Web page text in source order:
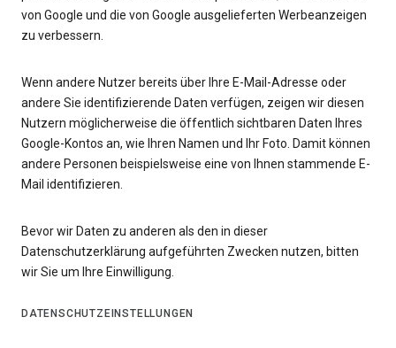
von Google und die von Google ausgelieferten Werbeanzeigen
zu verbessern.
Wenn andere Nutzer bereits über Ihre E-Mail-Adresse oder
andere Sie identifizierende Daten verfügen, zeigen wir diesen
Nutzern möglicherweise die öffentlich sichtbaren Daten Ihres
Google-Kontos an, wie Ihren Namen und Ihr Foto. Damit können
andere Personen beispielsweise eine von Ihnen stammende E-
Mail identifizieren.
Bevor wir Daten zu anderen als den in dieser
Datenschutzerklärung aufgeführten Zwecken nutzen, bitten
wir Sie um Ihre Einwilligung.
DATENSCHUTZEINSTELLUNGEN